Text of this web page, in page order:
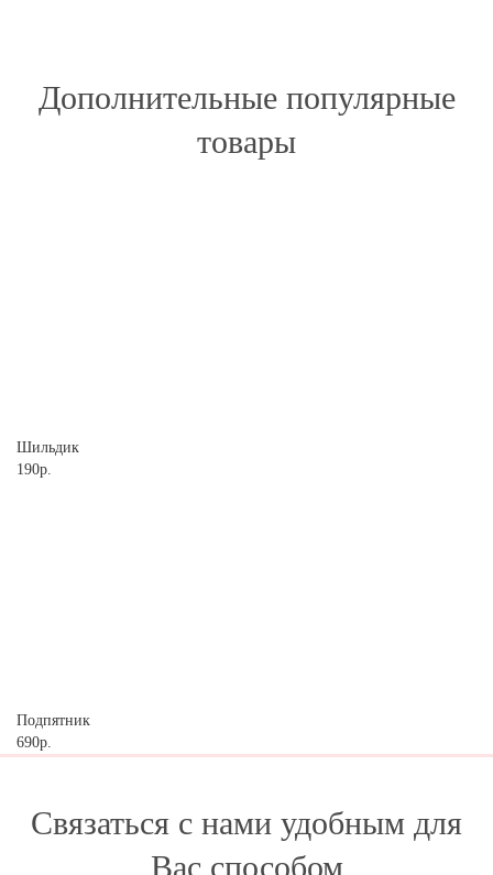
Дополнительные популярные
товары
Шильдик
190р.
Подпятник
690р.
Связаться с нами удобным для
Вас способом